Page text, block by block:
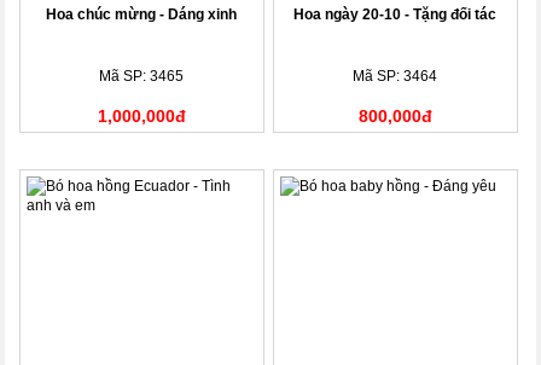
Hoa chúc mừng - Dáng xinh
Mã SP: 3465
1,000,000đ
Hoa ngày 20-10 - Tặng đối tác
Mã SP: 3464
800,000đ